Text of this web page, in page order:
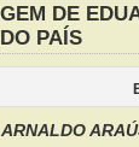
DE
PAÍS